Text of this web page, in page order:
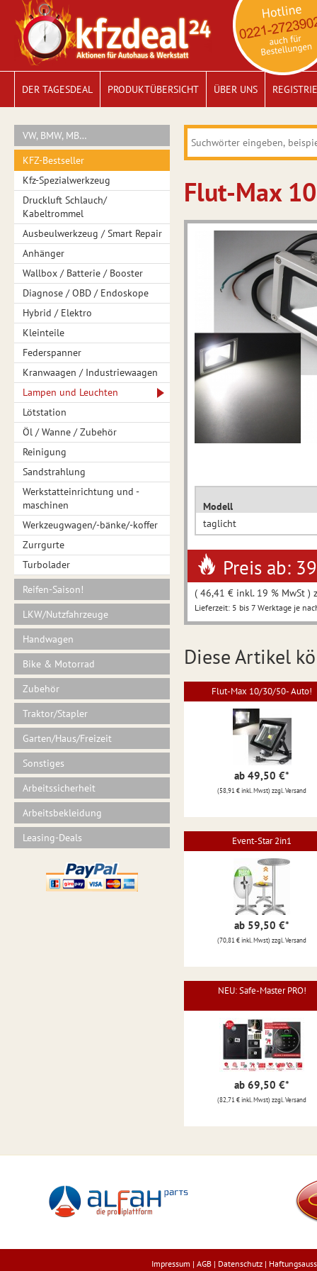
DER TAGESDEAL PRODUKTÜBERSICHT ÜBER UNS
VW, BMW, MB…
KFZ-Bestseller
Kfz-Spezialwerkzeug
Druckluft Schlauch/
Kabeltrommel
Ausbeulwerkzeug / Smart Repair
Anhänger
Wallbox / Batterie / Booster
Diagnose / OBD / Endoskope
Hybrid / Elektro
Kleinteile
Federspanner
Kranwaagen / Industriewaagen
Lampen und Leuchten
Lötstation
Öl / Wanne / Zubehör
Reinigung
Sandstrahlung
Werkstatteinrichtung und -
maschinen
Werkzeugwagen/-bänke/-koffer
Zurrgurte
Turbolader
Reifen-Saison!
LKW/Nutzfahrzeuge
Handwagen
Bike & Motorrad
Zubehör
Traktor/Stapler
Garten/Haus/Freizeit
Sonstiges
Arbeitssicherheit
Arbeitsbekleidung
Leasing-Deals
Flut-Max
Modell
taglicht
Preis ab:
( 46,41 € inkl. 19 % MwSt )
Lieferzeit: 5 bis 7 Werktage je
Diese Artikel
Flut-Max 10/30/50- Auto!
ab 49,50 €*
(58,91 € inkl. Mwst) zzgl. Versand
Event-Star 2in1
ab 59,50 €*
(70,81 € inkl. Mwst) zzgl. Versand
NEU: Safe-Master PRO!
ab 69,50 €*
(82,71 € inkl. Mwst) zzgl. Versand
Impressum | AGB | Datenschutz |